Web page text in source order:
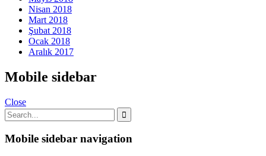
Nisan 2018
Mart 2018
Şubat 2018
Ocak 2018
Aralık 2017
Mobile sidebar
Close
Mobile sidebar navigation